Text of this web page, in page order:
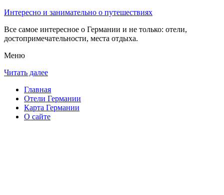
Интересно и занимательно о путешествиях
Все самое интересное о Германии и не только: отели,
достопримечательности, места отдыха.
Меню
Читать далее
Главная
Отели Германии
Карта Германии
О сайте